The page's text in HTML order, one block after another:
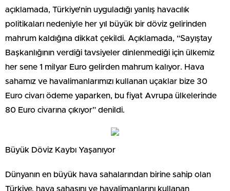
açıklamada, Türkiye’nin uyguladığı yanlış havacılık
politikaları nedeniyle her yıl büyük bir döviz gelirinden
mahrum kaldığına dikkat çekildi. Açıklamada, “Sayıştay
Başkanlığının verdiği tavsiyeler dinlenmediği için ülkemiz
her sene 1 milyar Euro gelirden mahrum kalıyor. Hava
sahamız ve havalimanlarımızı kullanan uçaklar bize 30
Euro civarı ödeme yaparken, bu fiyat Avrupa ülkelerinde
80 Euro civarına çıkıyor” denildi.
Büyük Döviz Kaybı Yaşanıyor
Dünyanın en büyük hava sahalarından birine sahip olan
Türkiye, hava sahasını ve havalimanlarını kullanan